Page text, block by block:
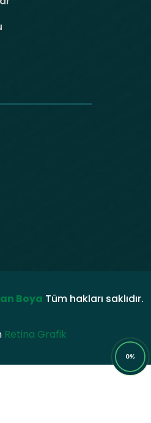
Boya Tüm hakları saklıdır.
Retina Grafik
0%